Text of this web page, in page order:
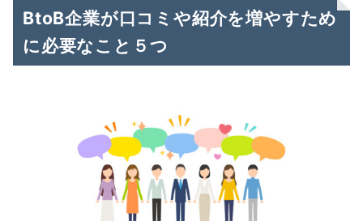
BtoB企業が口コミや紹介を増やすため
に必要なこと５つ